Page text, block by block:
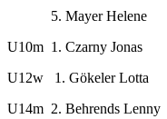
5. Mayer Helene
U10m 1. Czarny Jonas
U12w 1. Gökeler Lotta
U14m 2. Behrends Lenny